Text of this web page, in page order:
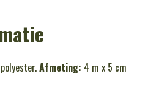
Afmeting: 4 m x 5 cm